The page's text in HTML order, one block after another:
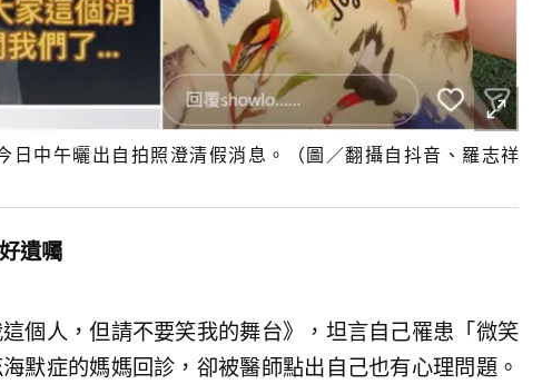
日中午曬出自拍照澄清假消息。（圖／翻攝自抖音、羅志祥
遺囑
個人，但請不要笑我的舞台》，坦言自己罹患「微笑
默症的媽媽回診，卻被醫師點出自己也有心理問題。